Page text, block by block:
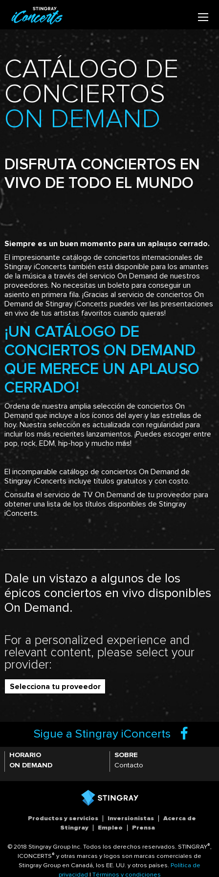
CATÁLOGO DE
CONCIERTOS
ON DEMAND
DISFRUTA CONCIERTOS EN
VIVO DE TODO EL MUNDO
Siempre es un buen momento para un aplauso cerrado.
El impresionante catálogo de conciertos internacionales de
Stingray iConcerts también está disponible para los amantes
de la música a través del servicio On Demand de nuestros
proveedores. No necesitas un boleto para conseguir un
asiento en primera fila. ¡Gracias al servicio de conciertos On
Demand de Stingray iConcerts puedes ver las presentaciones
en vivo de tus artistas favoritos cuando quieras!
¡UN CATÁLOGO DE
CONCIERTOS ON DEMAND
QUE MERECE UN APLAUSO
CERRADO!
Ordena de nuestra amplia selección de conciertos On
Demand que incluye a los íconos del ayer y las estrellas de
hoy. Nuestra selección es actualizada con regularidad para
incluir los más recientes lanzamientos. ¡Puedes escoger entre
pop, rock, EDM, hip-hop y mucho más!
El incomparable catálogo de conciertos On Demand de
Stingray iConcerts incluye títulos gratuitos y con costo.
Consulta el servicio de TV On Demand de tu proveedor para
obtener una lista de los títulos disponibles de Stingray
iConcerts.
Dale un vistazo a algunos de los
épicos conciertos en vivo disponibles
On Demand.
For a personalized experience and
relevant content, please select your
provider:
Selecciona tu proveedor
Sigue a Stingray iConcerts
HORARIO
ON DEMAND
SOBRE
Contacto
Productos y servicios Inversionistas
Acerca de
Stingray
Empleo Prensa
© 2018 Stingray Group Inc. Todos los derechos reservados. STINGRAY®,
ICONCERTS® y otras marcas y logos son marcas comerciales de
Stingray Group en Canadá, los EE. UU. y otros países. Política de
privacidad
Términos y condiciones